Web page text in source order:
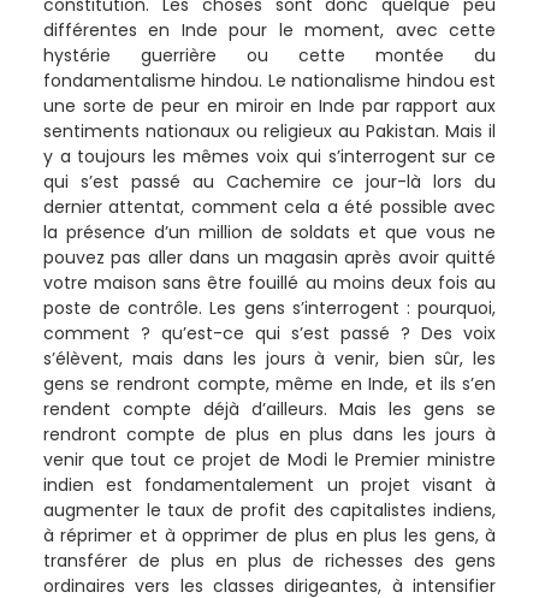
constitution. Les choses sont donc quelque peu
différentes en Inde pour le moment, avec cette
hystérie guerrière ou cette montée du
fondamentalisme hindou. Le nationalisme hindou est
une sorte de peur en miroir en Inde par rapport aux
sentiments nationaux ou religieux au Pakistan. Mais il
y a toujours les mêmes voix qui s’interrogent sur ce
qui s’est passé au Cachemire ce jour-là lors du
dernier attentat, comment cela a été possible avec
la présence d’un million de soldats et que vous ne
pouvez pas aller dans un magasin après avoir quitté
votre maison sans être fouillé au moins deux fois au
poste de contrôle. Les gens s’interrogent : pourquoi,
comment ? qu’est-ce qui s’est passé ? Des voix
s’élèvent, mais dans les jours à venir, bien sûr, les
gens se rendront compte, même en Inde, et ils s’en
rendent compte déjà d’ailleurs. Mais les gens se
rendront compte de plus en plus dans les jours à
venir que tout ce projet de Modi le Premier ministre
indien est fondamentalement un projet visant à
augmenter le taux de profit des capitalistes indiens,
à réprimer et à opprimer de plus en plus les gens, à
transférer de plus en plus de richesses des gens
ordinaires vers les classes dirigeantes, à intensifier